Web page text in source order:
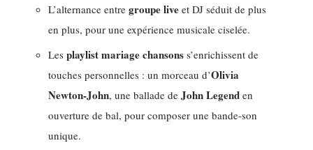
L’alternance entre groupe live et DJ séduit de plus
en plus, pour une expérience musicale ciselée.
Les playlist mariage chansons s’enrichissent de
touches personnelles : un morceau d’Olivia
Newton-John, une ballade de John Legend en
ouverture de bal, pour composer une bande-son
unique.